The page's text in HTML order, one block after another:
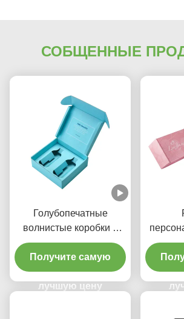
СОБЩЕННЫЕ
Голубопечатные
волнистые коробки с
бумажным подносом
для ухода за волосами
Получите самую
лучшую цену